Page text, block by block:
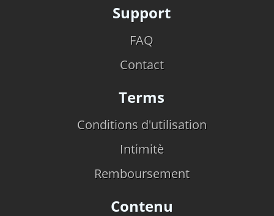
Support
FAQ
Contact
Terms
Conditions d'utilisation
Intimitè
Remboursement
Contenu